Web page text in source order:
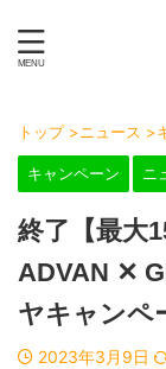
トップ >ニュース >
キャンペーン ニ
終了【最大
ADVAN ✕
ヤキャンペ
2023年3月9日